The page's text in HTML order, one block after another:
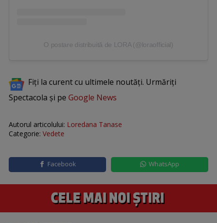
O postare distribuită de LORA (@loraofficial)
Fiți la curent cu ultimele noutăți. Urmăriți
Spectacola și pe Google News
Autorul articolului: Loredana Tanase
Categorie: Vedete
Facebook WhatsApp